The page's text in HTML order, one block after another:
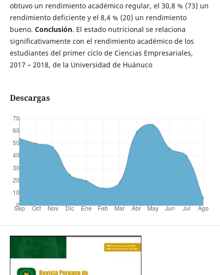
obtuvo un rendimiento académico regular, el 30,8 % (73) un
rendimiento deficiente y el 8,4 % (20) un rendimiento
bueno. Conclusión. El estado nutricional se relaciona
significativamente con el rendimiento académico de los
estudiantes del primer ciclo de Ciencias Empresariales,
2017 – 2018, de la Universidad de Huánuco
Descargas